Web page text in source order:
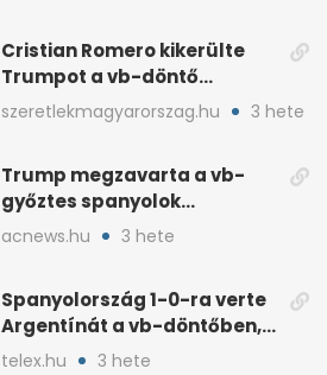
Cristian Romero kikerülte
Trumpot a vb-döntő
díjátadóján
szeretlekmagyarorszag.hu 3 hete
Trump megzavarta a vb-
győztes spanyolok
ünneplését a trófeaátadón
acnews.hu 3 hete
Spanyolország 1-0-ra verte
Argentínát a vb-döntőben,
hosszabbításban
telex.hu 3 hete